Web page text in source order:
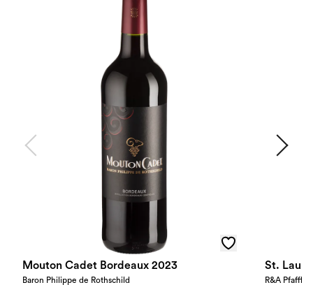
Mouton Cadet Bordeaux 2023
Baron Philippe de Rothschild
St.
R&A Pfaffl